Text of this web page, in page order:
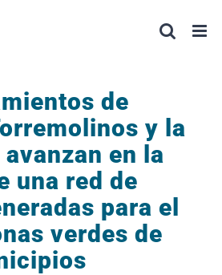
de
y la
en la
una red de
para el
verdes de